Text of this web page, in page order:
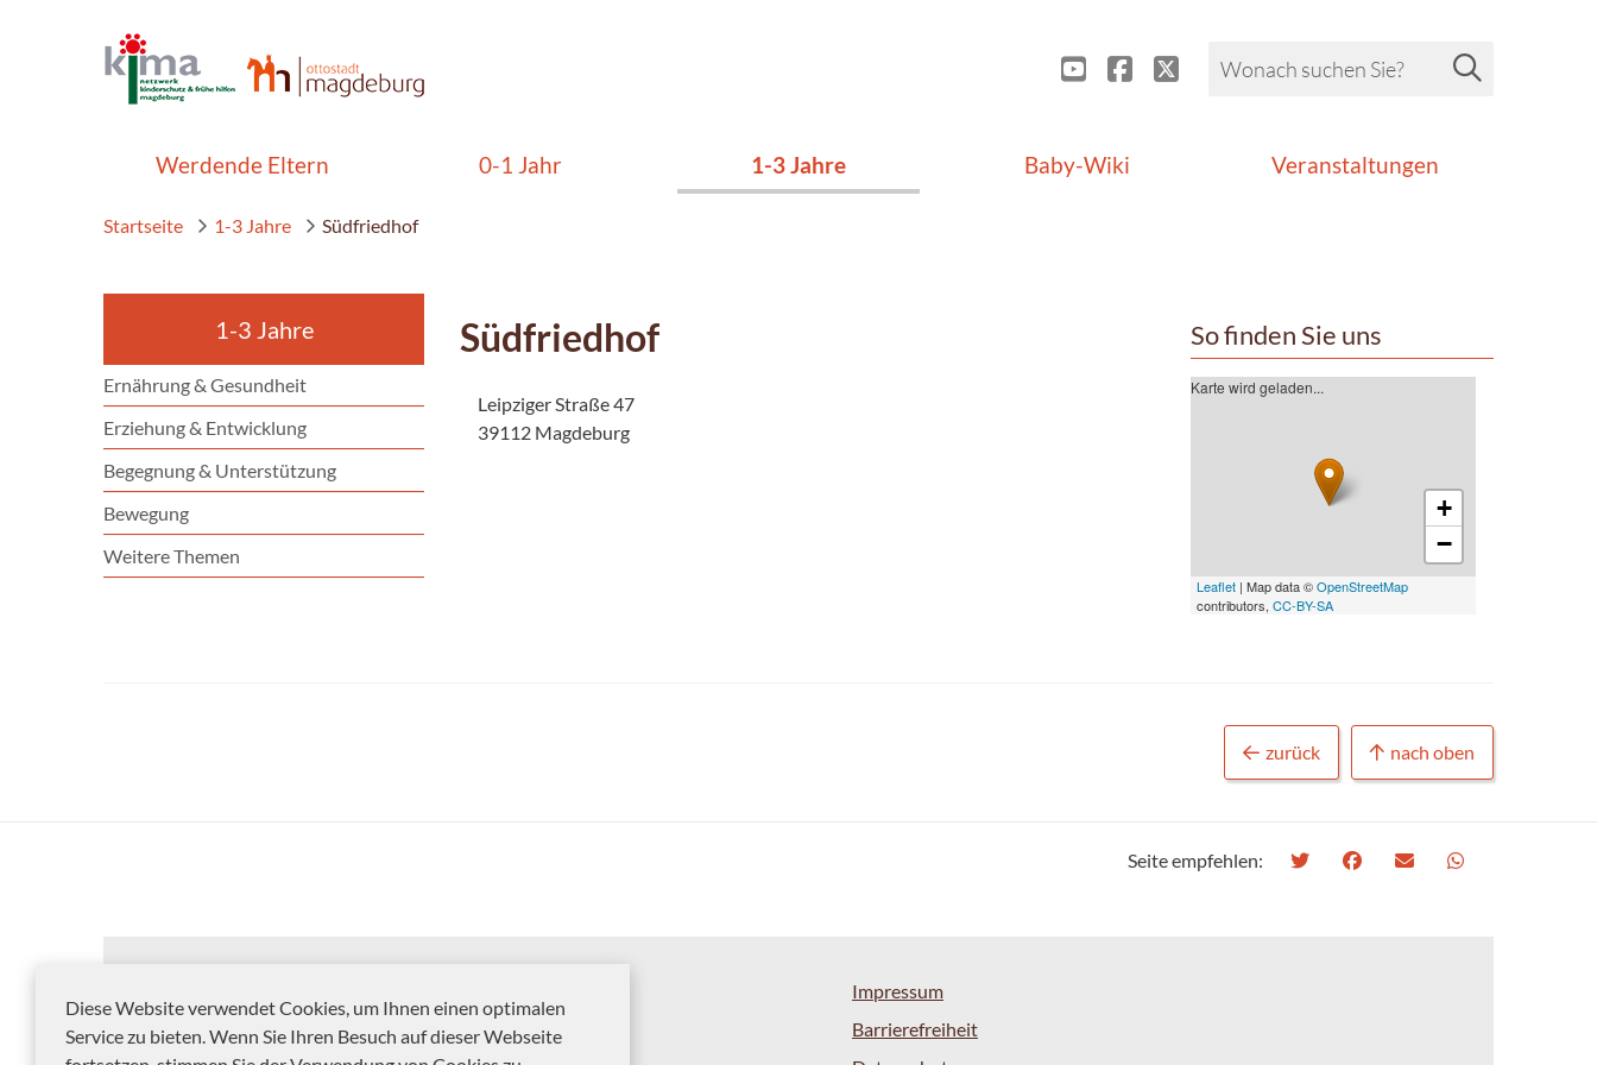
Diese Website verwendet Cookies, um Ihnen einen optimalen
Service zu bieten. Wenn Sie Ihren Besuch auf dieser Webseite
Werdende Eltern 0-1 Jahr 1-3 Jahre Baby-Wiki Veranstaltungen
Startseite 1-3 Jahre Südfriedhof
1-3 Jahre
Ernährung & Gesundheit
Erziehung & Entwicklung
Begegnung & Unterstützung
Bewegung
Weitere Themen
Südfriedhof
Leipziger Straße 47
39112 Magdeburg
So finden Sie uns
Karte wird geladen...
+
−
Leaflet| Map data ©OpenStreetMap
contributors, CC-BY-SA
zurück nach oben
Seite empfehlen:
Impressum
Barrierefreiheit